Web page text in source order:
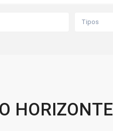
Tipos
HORIZONTE